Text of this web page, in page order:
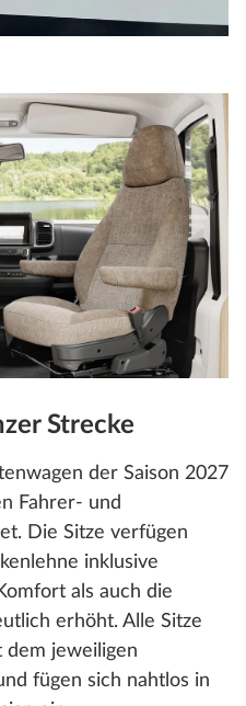
Strecke
der Saison 2027
Fahrer‑ und
Die Sitze verfügen
inklusive
als auch die
erhöht. Alle Sitze
dem jeweiligen
fügen sich nahtlos in